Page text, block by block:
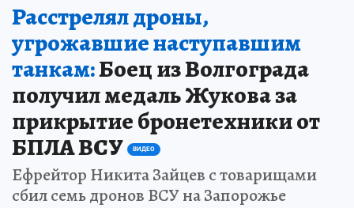
Расстрелял дроны,
угрожавшие наступавшим
танкам:Боец из Волгограда
получил медаль Жукова за
прикрытие бронетехники от
БПЛА ВСУ
ВИДЕО
Ефрейтор Никита Зайцев с товарищами
сбил семь дронов ВСУ на Запорожье